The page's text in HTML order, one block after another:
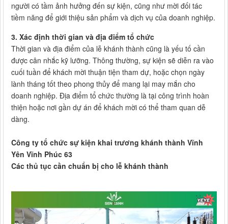
người có tầm ảnh hưởng đến sự kiện, cũng như mời đối tác
tiềm năng để giới thiệu sản phẩm và dịch vụ của doanh nghiệp.
3. Xác định thời gian và địa điểm tổ chức
Thời gian và địa điểm của lễ khánh thành cũng là yếu tố cần
được cân nhắc kỹ lưỡng. Thông thường, sự kiện sẽ diễn ra vào
cuối tuần để khách mời thuận tiện tham dự, hoặc chọn ngày
lành tháng tốt theo phong thủy để mang lại may mắn cho
doanh nghiệp. Địa điểm tổ chức thường là tại công trình hoàn
thiện hoặc nơi gần dự án để khách mời có thể tham quan dễ
dàng.
Công ty tổ chức sự kiện khai trương khánh thành Vĩnh
Yên Vĩnh Phúc 63
Các thủ tục cần chuẩn bị cho lễ khánh thành